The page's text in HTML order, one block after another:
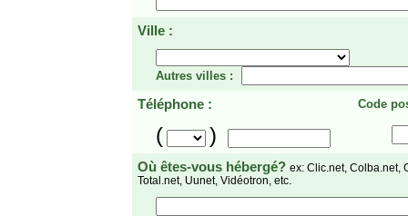
Ville :
Autres villes :
Téléphone : Code
( )
Où êtes-vous hébergé? ex: Clic.net, Colba.net,
Total.net, Uunet, Vidéotron, etc.